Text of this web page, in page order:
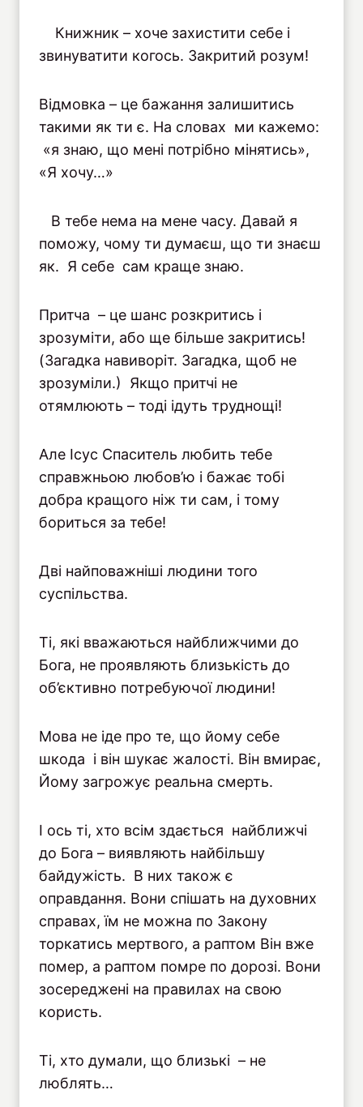
Книжник – хоче захистити себе і
звинуватити когось. Закритий розум!
Відмовка – це бажання залишитись
такими як ти є. На словах ми кажемо:
«я знаю, що мені потрібно мінятись»,
«Я хочу…»
В тебе нема на мене часу. Давай я
поможу, чому ти думаєш, що ти знаєш
як. Я себе сам краще знаю.
Притча – це шанс розкритись і
зрозуміти, або ще більше закритись!
(Загадка навиворіт. Загадка, щоб не
зрозуміли.) Якщо притчі не
отямлюють – тоді ідуть труднощі!
Але Ісус Спаситель любить тебе
справжньою любов’ю і бажає тобі
добра кращого ніж ти сам, і тому
бориться за тебе!
Дві найповажніші людини того
суспільства.
Ті, які вважаються найближчими до
Бога, не проявляють близькість до
об’єктивно потребуючої людини!
Мова не іде про те, що йому себе
шкода і він шукає жалості. Він вмирає,
Йому загрожує реальна смерть.
І ось ті, хто всім здається найближчі
до Бога – виявляють найбільшу
байдужість. В них також є
оправдання. Вони спішать на духовних
справах, їм не можна по Закону
торкатись мертвого, а раптом Він вже
помер, а раптом помре по дорозі. Вони
зосереджені на правилах на свою
користь.
Ті, хто думали, що близькі – не
люблять…